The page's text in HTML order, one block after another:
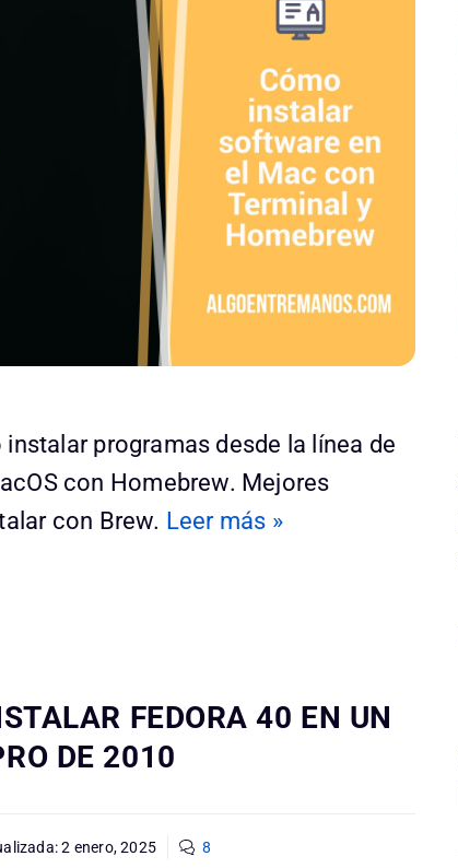
programas desde la línea de
con Homebrew. Mejores
con Brew. Leer más »
FEDORA 40 EN UN
DE 2010
2 enero, 2025 8